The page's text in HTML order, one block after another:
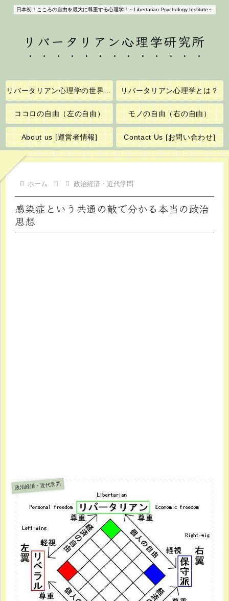
日本初！こころの自由を最大に尊重する心理学！～Libertarian Psychology Institute～
リバータリアン心理学研究所
リバータリアン心理学の世界へようこそ！ リバータリアン心理学とは？
ココロの自由（左の自由） モノの自由（右の自由）
About us [運営者情報] Contact Us [お問い合わせ]
ホーム 政治経済・近代学問
感染症という共通の敵で分かる本当の政治
思想
政治経済・近代学問